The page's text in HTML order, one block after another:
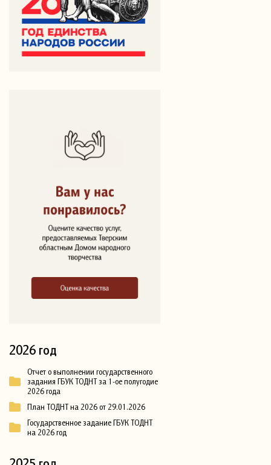
2026 год
Отчет о выполнении государственного
задания ГБУК ТОДНТ за 1-ое полугодие
2026 года
План ТОДНТ на 2026 от 29.01.2026
Государственное задание ГБУК ТОДНТ
на 2026 год